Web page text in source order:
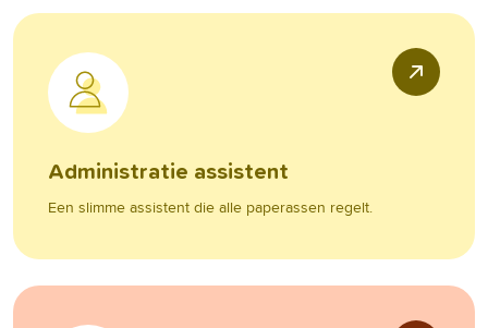
Administratie assistent
Een slimme assistent die alle paperassen regelt.